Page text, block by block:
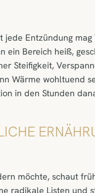
Entzündung
ein Bereich heiß,
Steifigkeit,
Wärme wohltuend
in den Stunden
möchte, schaut
radikale Listen und